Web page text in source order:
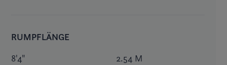
RUMPFLÄNGE
8'4" 2.54 M